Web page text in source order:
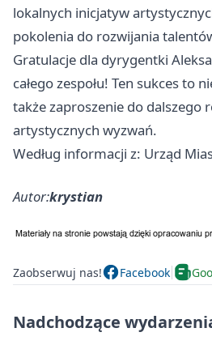
lokalnych inicjatyw
pokolenia do rozwijania
Gratulacje dla dyrygentki
całego zespołu! Ten sukces to
także zaproszenie do dalszego
artystycznych wyzwań.
Według informacji z: Urząd
Autor:krystian
Zaobserwuj nas! Facebook
Nadchodzące